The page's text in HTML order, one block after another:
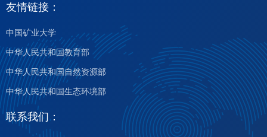
友情链接：
中国矿业大学
中华人民共和国教育部
中华人民共和国自然资源部
中华人民共和国生态环境部
联系我们：